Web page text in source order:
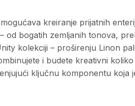
kreiranje prijatnih
od bogatih zemljanih tonova,
kolekciji – proširenju Linon
i budete kreativni koliko
ključnu komponentu koja